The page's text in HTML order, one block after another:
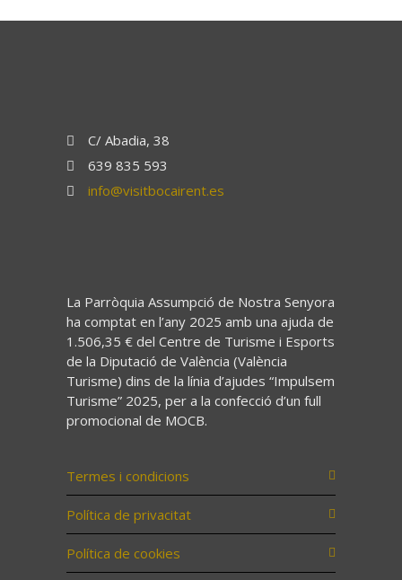
C/ Abadia, 38
639 835 593
info@visitbocairent.es
La Parròquia Assumpció de Nostra Senyora
ha comptat en l’any 2025 amb una ajuda de
1.506,35 € del Centre de Turisme i Esports
de la Diputació de València (València
Turisme) dins de la línia d’ajudes “Impulsem
Turisme” 2025, per a la confecció d’un full
promocional de MOCB.
Termes i condicions
Política de privacitat
Política de cookies